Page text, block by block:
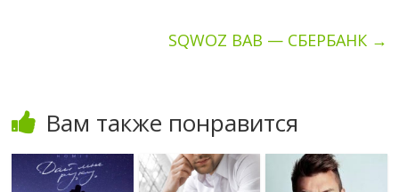
SQWOZ BAB — СБЕРБАНК →
Вам также понравится